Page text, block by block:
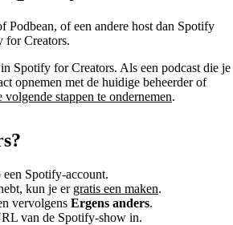
Podbean, of een andere host dan Spotify
for Creators.
Spotify for Creators. Als een podcast die je
opnemen met de huidige beheerder of
volgende stappen te ondernemen.
Spotify-account.
kun je er gratis een maken.
vervolgens Ergens anders.
van de Spotify-show in.